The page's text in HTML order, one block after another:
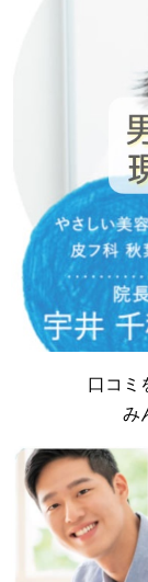
口コミ
み